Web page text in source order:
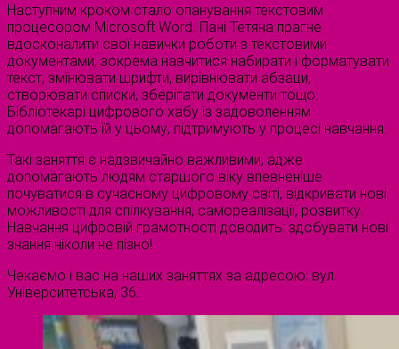
Наступним кроком стало опанування текстовим
процесором Microsoft Word. Пані Тетяна прагне
вдосконалити свої навички роботи з текстовими
документами, зокрема навчитися набирати і форматувати
текст, змінювати шрифти, вирівнювати абзаци,
створювати списки, зберігати документи тощо.
Бібліотекарі цифрового хабу із задоволенням
допомагають їй у цьому, підтримують у процесі навчання.
Такі заняття є надзвичайно важливими, адже
допомагають людям старшого віку впевненіше
почуватися в сучасному цифровому світі, відкривати нові
можливості для спілкування, самореалізації, розвитку.
Навчання цифровій грамотності доводить: здобувати нові
знання ніколи не пізно!
Чекаємо і вас на наших заняттях за адресою: вул.
Університетська, 36.